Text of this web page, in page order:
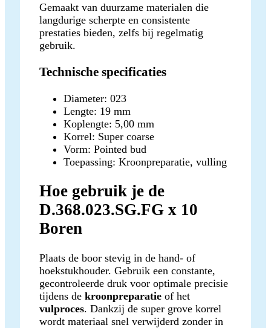
Gemaakt van duurzame materialen die
langdurige scherpte en consistente
prestaties bieden, zelfs bij regelmatig
gebruik.
Technische specificaties
Diameter: 023
Lengte: 19 mm
Koplengte: 5,00 mm
Korrel: Super coarse
Vorm: Pointed bud
Toepassing: Kroonpreparatie, vulling
Hoe gebruik je de
D.368.023.SG.FG x 10
Boren
Plaats de boor stevig in de hand- of
hoekstukhouder. Gebruik een constante,
gecontroleerde druk voor optimale precisie
tijdens de kroonpreparatie of het
vulproces. Dankzij de super grove korrel
wordt materiaal snel verwijderd zonder in